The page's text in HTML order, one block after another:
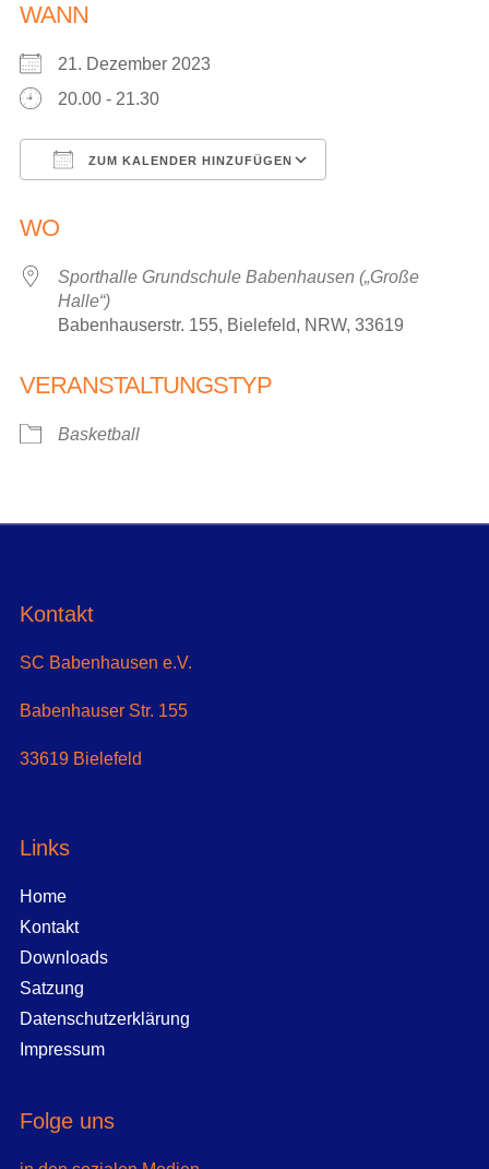
WANN
21. Dezember 2023
20.00 - 21.30
ZUM KALENDER HINZUFÜGEN
WO
Sporthalle Grundschule Babenhausen („Große
Halle“)
Babenhauserstr. 155, Bielefeld, NRW, 33619
VERANSTALTUNGSTYP
Basketball
Kontakt
SC Babenhausen e.V.
Babenhauser Str. 155
33619 Bielefeld
Links
Home
Kontakt
Downloads
Satzung
Datenschutzerklärung
Impressum
Folge uns